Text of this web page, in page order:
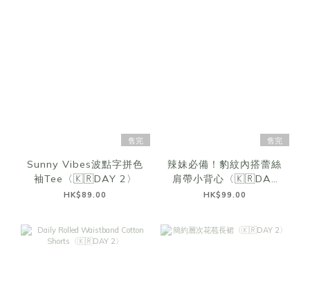
售完
Sunny Vibes波點字拼色
袖Tee〈🇰🇷DAY 2〉
HK$89.00
售完
辣妹必備！豹紋內搭蕾絲
肩帶小背心〈🇰🇷DAY
2〉
HK$99.00